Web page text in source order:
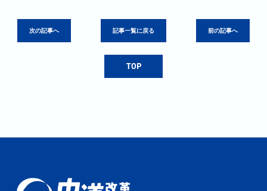
次の記事へ 記事一覧に戻る 前の記事へ
TOP